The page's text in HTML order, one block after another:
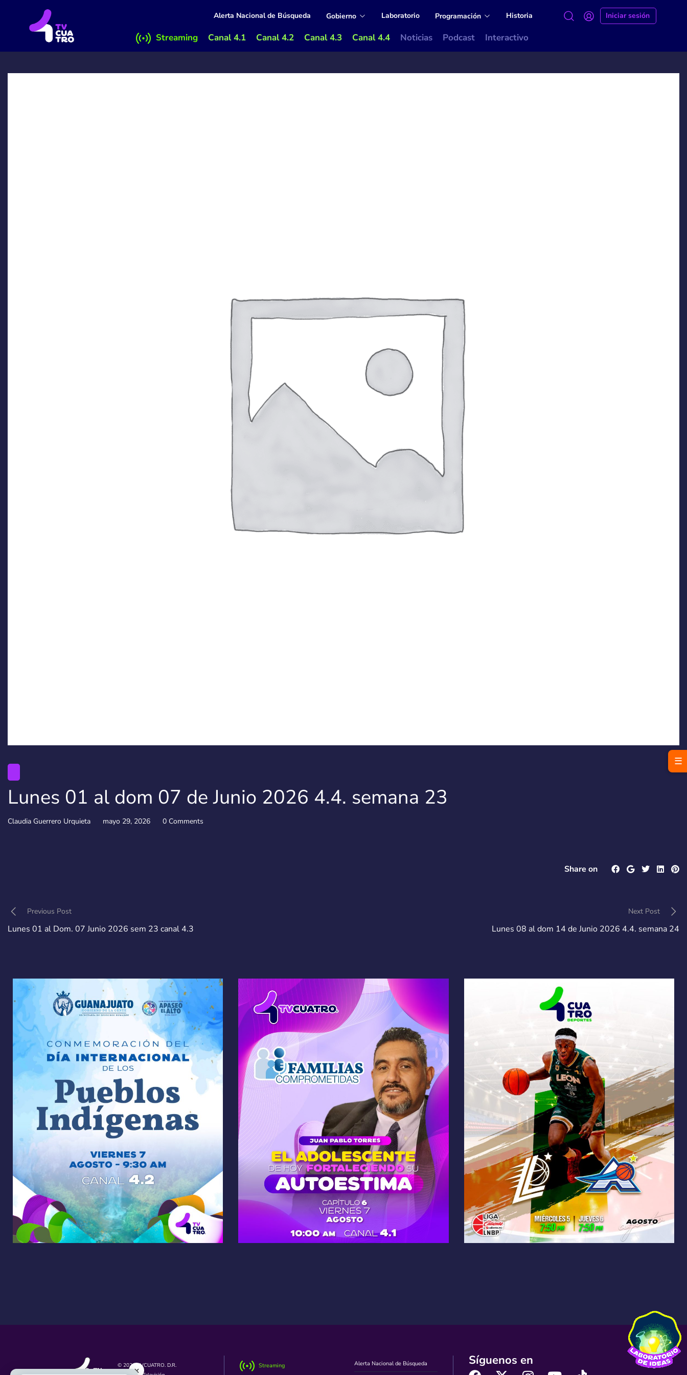
Alerta Nacional de Búsqueda Gobierno Laboratorio Programación Historia Iniciar sesión
Streaming Canal 4.1 Canal 4.2 Canal 4.3 Canal 4.4 Noticias Podcast Interactivo
Lunes 01 al dom 07 de Junio 2026 4.4. semana 23
Claudia Guerrero Urquieta mayo 29, 2026 0 Comments
Share on
Previous Post
Lunes 01 al Dom. 07 Junio 2026 sem 23 canal 4.3
Next Post
Lunes 08 al dom 14 de Junio 2026 4.4. semana 24
© 2026 TVCUATRO. D.R.
Streaming Alerta Nacional de Búsqueda Síguenos en
☰
×